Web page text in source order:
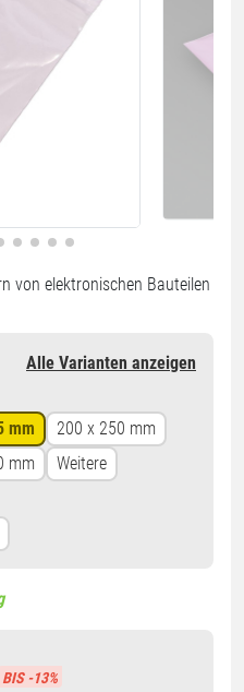
von elektronischen Bauteilen
Alle Varianten anzeigen
mm
200 x 250 mm
mm Weitere
BIS -13%